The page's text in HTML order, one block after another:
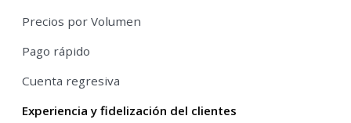
Precios por Volumen
Pago rápido
Cuenta regresiva
Experiencia y fidelización del clientes